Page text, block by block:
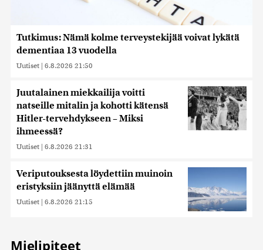
Tutkimus: Nämä kolme terveystekijää voivat lykätä
dementiaa 13 vuodella
Uutiset | 6.8.2026 21:50
Juutalainen miekkailija voitti
natseille mitalin ja kohotti kätensä
Hitler-tervehdykseen – Miksi
ihmeessä?
Uutiset | 6.8.2026 21:31
Veriputouksesta löydettiin muinoin
eristyksiin jäänyttä elämää
Uutiset | 6.8.2026 21:15
Mielipiteet